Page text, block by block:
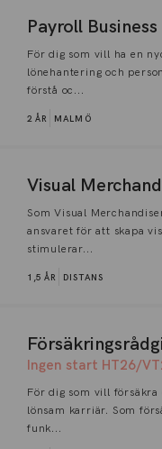
Payroll
För dig som vill ha en
lönehantering och
förstå oc...
2 ÅR MALMÖ
Visual
Som Visual
ansvaret för att skapa
stimulerar...
1,5 ÅR DISTANS
Ingen start HT26/
För dig som vill
lönsam karriär. Som
funk...